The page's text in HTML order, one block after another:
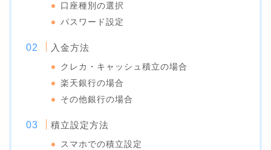
口座種別の選択
パスワード設定
入金方法
クレカ・キャッシュ積立の場合
楽天銀行の場合
その他銀行の場合
積立設定方法
スマホでの積立設定